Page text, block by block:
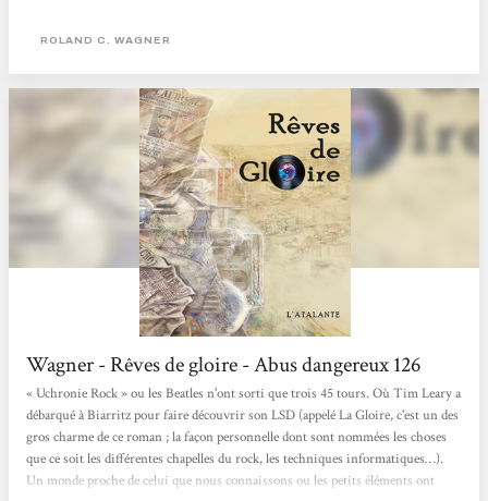
et un collectionneur de disques, spécialiste du "rock psychodélique", évoque ses
ROLAND C. WAGNER
Wagner - Rêves de gloire - Abus dangereux 126
« Uchronie Rock » ou les Beatles n'ont sorti que trois 45 tours. Où Tim Leary a
débarqué à Biarritz pour faire découvrir son LSD (appelé La Gloire, c'est un des
gros charme de ce roman ; la façon personnelle dont sont nommées les choses
que ce soit les différentes chapelles du rock, les techniques informatiques…).
Un monde proche de celui que nous connaissons ou les petits éléments ont